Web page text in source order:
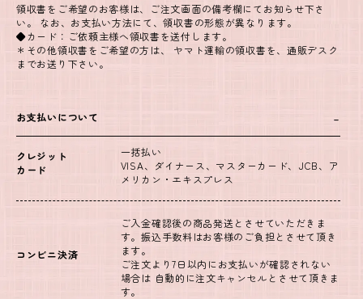
領収書をご希望のお客様は、ご注文画面の備考欄にてお知らせ下さ
い。 なお、お支払い方法にて、領収書の形態が異なります。
◆カード：ご依頼主様へ領収書を送付します。
＊その他領収書をご希望の方は、 ヤマト運輸の領収書を、通販デスク
までお送り下さい。
お支払いについて
クレジット
カード
一括払い
VISA、ダイナース、マスターカード、JCB、ア
メリカン・エキスプレス
コンビニ決済
ご入金確認後の商品発送とさせていただきま
す。振込手数料はお客様のご負担とさせて頂き
ます。
ご注文より7日以内にお支払いが確認されない
場合は 自動的に注文キャンセルとさせて頂きま
す。